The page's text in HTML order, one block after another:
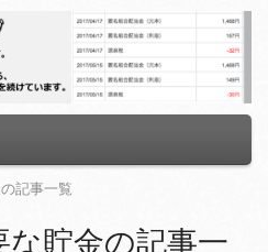
ディング
記事一覧
貯金の記事一